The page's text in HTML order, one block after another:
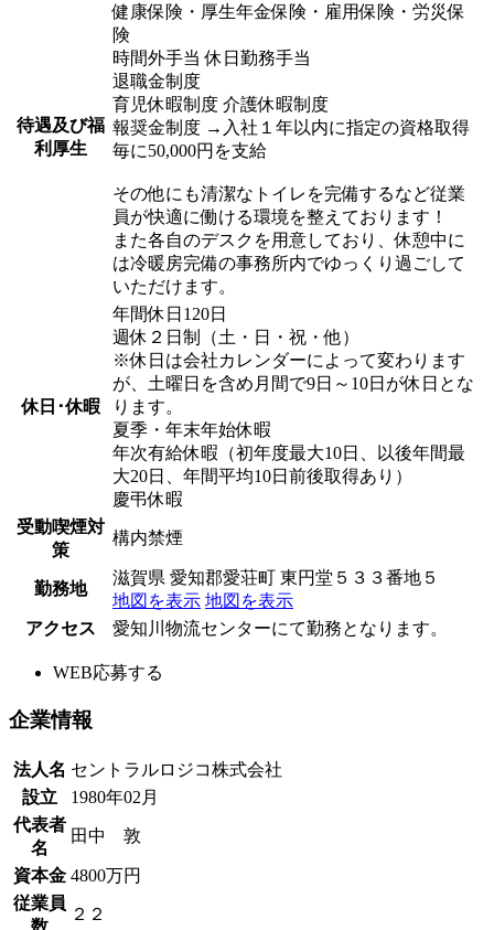
待遇及び福
利厚生
健康保険・厚生年金保険・雇用保険・労災保
険
時間外手当 休日勤務手当
退職金制度
育児休暇制度 介護休暇制度
報奨金制度 →入社１年以内に指定の資格取得
毎に50,000円を支給
その他にも清潔なトイレを完備するなど従業
員が快適に働ける環境を整えております！
また各自のデスクを用意しており、休憩中に
は冷暖房完備の事務所内でゆっくり過ごして
いただけます。
休日･休暇
年間休日120日
週休２日制（土・日・祝・他）
※休日は会社カレンダーによって変わります
が、土曜日を含め月間で9日～10日が休日とな
ります。
夏季・年末年始休暇
年次有給休暇（初年度最大10日、以後年間最
大20日、年間平均10日前後取得あり）
慶弔休暇
受動喫煙対
策
構内禁煙
勤務地
滋賀県 愛知郡愛荘町 東円堂５３３番地５
地図を表示 地図を表示
アクセス
愛知川物流センターにて勤務となります。
WEB応募する
企業情報
法人名 セントラルロジコ株式会社
設立
1980年02月
代表者
名
田中 敦
資本金 4800万円
従業員
数
２２